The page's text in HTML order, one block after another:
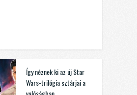
Így néznek ki az új Star
Wars-trilógia sztárjai a